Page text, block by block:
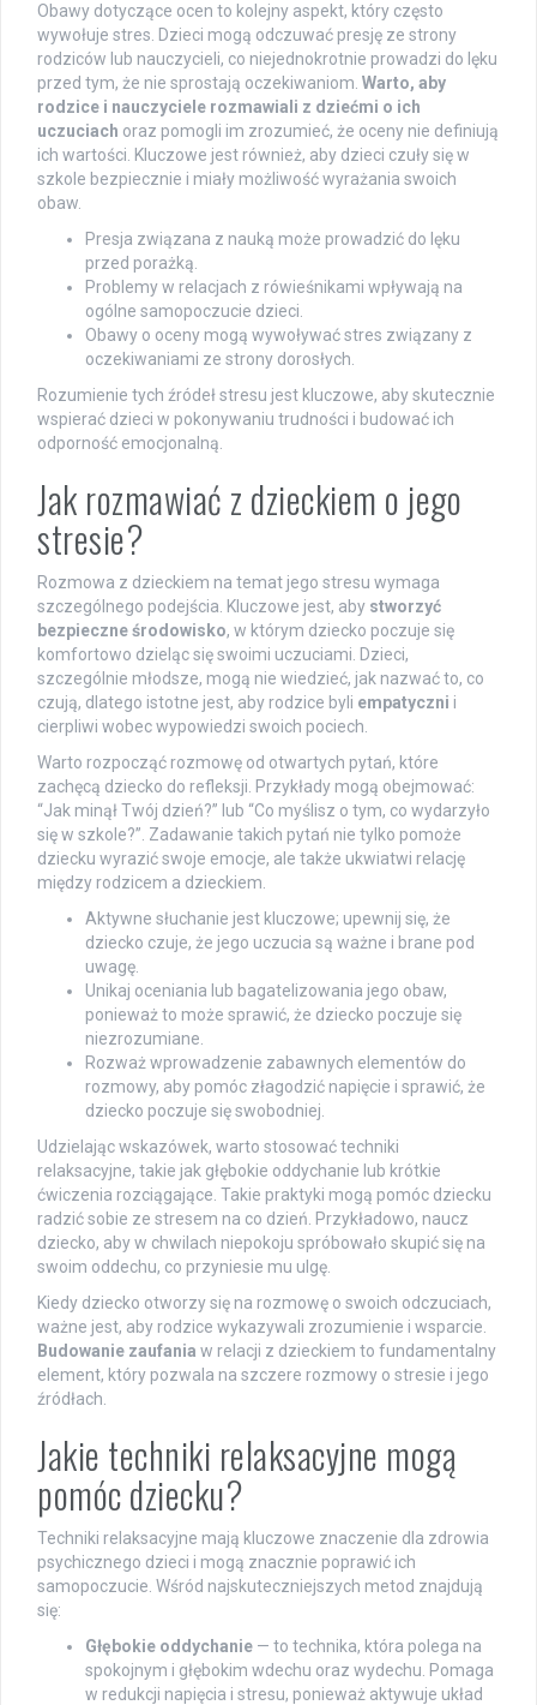
Obawy dotyczące ocen to kolejny aspekt, który często
wywołuje stres. Dzieci mogą odczuwać presję ze strony
rodziców lub nauczycieli, co niejednokrotnie prowadzi do lęku
przed tym, że nie sprostają oczekiwaniom. Warto, aby
rodzice i nauczyciele rozmawiali z dziećmi o ich
uczuciach oraz pomogli im zrozumieć, że oceny nie definiują
ich wartości. Kluczowe jest również, aby dzieci czuły się w
szkole bezpiecznie i miały możliwość wyrażania swoich
obaw.
Presja związana z nauką może prowadzić do lęku
przed porażką.
Problemy w relacjach z rówieśnikami wpływają na
ogólne samopoczucie dzieci.
Obawy o oceny mogą wywoływać stres związany z
oczekiwaniami ze strony dorosłych.
Rozumienie tych źródeł stresu jest kluczowe, aby skutecznie
wspierać dzieci w pokonywaniu trudności i budować ich
odporność emocjonalną.
Jak rozmawiać z dzieckiem o jego
stresie?
Rozmowa z dzieckiem na temat jego stresu wymaga
szczególnego podejścia. Kluczowe jest, aby stworzyć
bezpieczne środowisko, w którym dziecko poczuje się
komfortowo dzieląc się swoimi uczuciami. Dzieci,
szczególnie młodsze, mogą nie wiedzieć, jak nazwać to, co
czują, dlatego istotne jest, aby rodzice byli empatyczni i
cierpliwi wobec wypowiedzi swoich pociech.
Warto rozpocząć rozmowę od otwartych pytań, które
zachęcą dziecko do refleksji. Przykłady mogą obejmować:
“Jak minął Twój dzień?” lub “Co myślisz o tym, co wydarzyło
się w szkole?”. Zadawanie takich pytań nie tylko pomoże
dziecku wyrazić swoje emocje, ale także ukwiatwi relację
między rodzicem a dzieckiem.
Aktywne słuchanie jest kluczowe; upewnij się, że
dziecko czuje, że jego uczucia są ważne i brane pod
uwagę.
Unikaj oceniania lub bagatelizowania jego obaw,
ponieważ to może sprawić, że dziecko poczuje się
niezrozumiane.
Rozważ wprowadzenie zabawnych elementów do
rozmowy, aby pomóc złagodzić napięcie i sprawić, że
dziecko poczuje się swobodniej.
Udzielając wskazówek, warto stosować techniki
relaksacyjne, takie jak głębokie oddychanie lub krótkie
ćwiczenia rozciągające. Takie praktyki mogą pomóc dziecku
radzić sobie ze stresem na co dzień. Przykładowo, naucz
dziecko, aby w chwilach niepokoju spróbowało skupić się na
swoim oddechu, co przyniesie mu ulgę.
Kiedy dziecko otworzy się na rozmowę o swoich odczuciach,
ważne jest, aby rodzice wykazywali zrozumienie i wsparcie.
Budowanie zaufania w relacji z dzieckiem to fundamentalny
element, który pozwala na szczere rozmowy o stresie i jego
źródłach.
Jakie techniki relaksacyjne mogą
pomóc dziecku?
Techniki relaksacyjne mają kluczowe znaczenie dla zdrowia
psychicznego dzieci i mogą znacznie poprawić ich
samopoczucie. Wśród najskuteczniejszych metod znajdują
się:
Głębokie oddychanie — to technika, która polega na
spokojnym i głębokim wdechu oraz wydechu. Pomaga
w redukcji napięcia i stresu, ponieważ aktywuje układ